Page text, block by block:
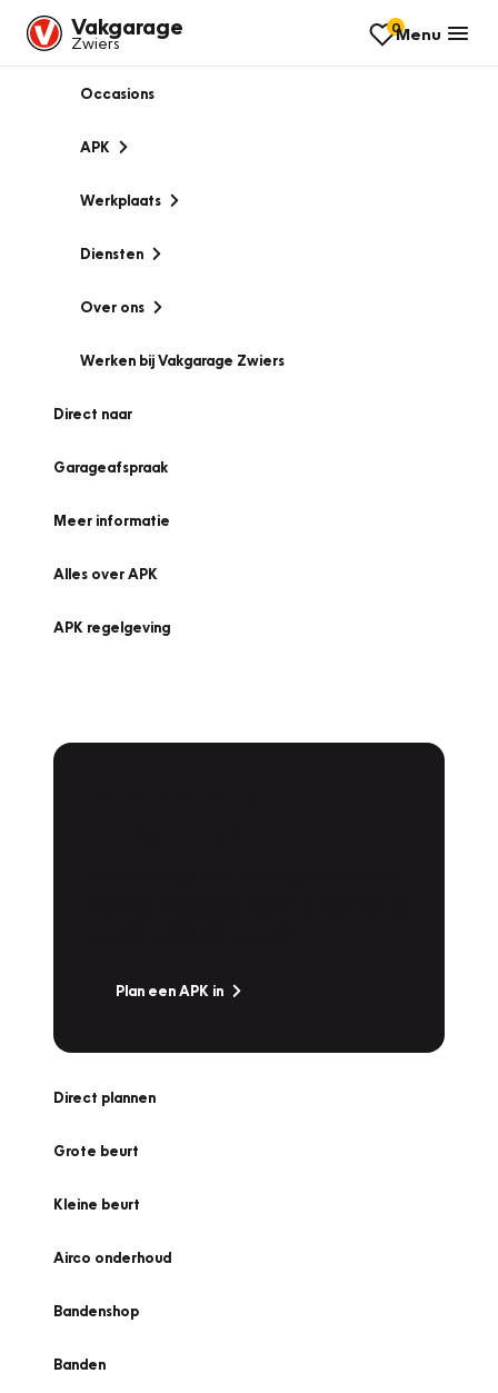
Vakgarage
Zwiers
0Menu
Occasions
APK
Werkplaats
Diensten
Over ons
Werken bij Vakgarage Zwiers
Direct naar
Garageafspraak
Meer informatie
Alles over APK
APK regelgeving
Plan een APK in
Direct plannen
Grote beurt
Kleine beurt
Airco onderhoud
Bandenshop
Banden